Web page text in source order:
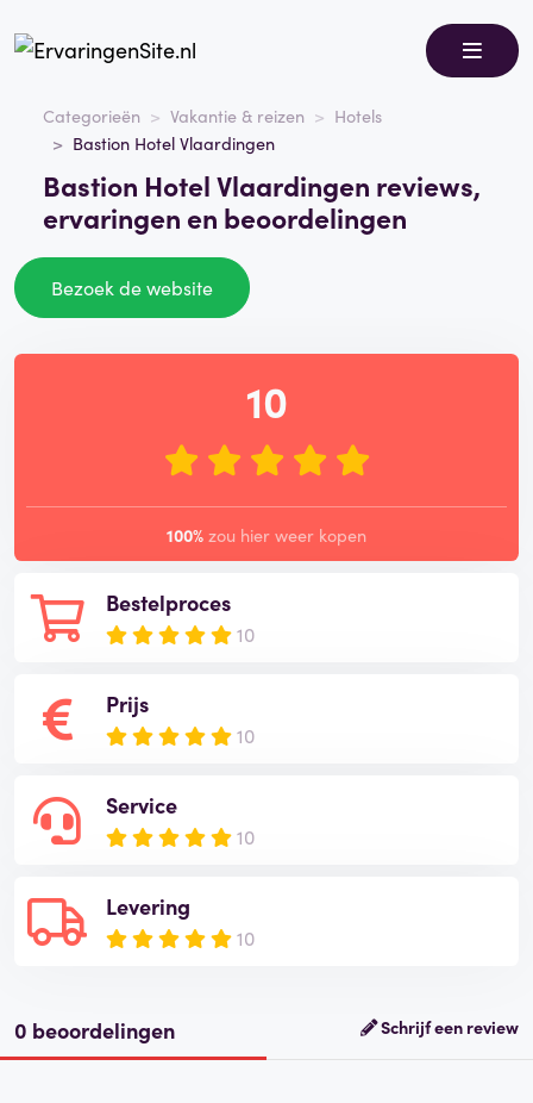
Categorieën Vakantie & reizen
Hotels
Bastion Hotel Vlaardingen
Bastion Hotel Vlaardingen reviews,
ervaringen en beoordelingen
Bezoek de website
Bestelproces
10
Prijs
10
Service
10
Levering
10
10
100% zou hier weer kopen
0 beoordelingen Schrijf een review